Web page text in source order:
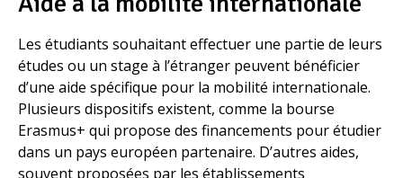
Les étudiants souhaitant effectuer une partie de leurs
études ou un stage à l’étranger peuvent bénéficier
d’une aide spécifique pour la mobilité internationale.
Plusieurs dispositifs existent, comme la bourse
Erasmus+ qui propose des financements pour étudier
dans un pays européen partenaire. D’autres aides,
souvent proposées par les établissements